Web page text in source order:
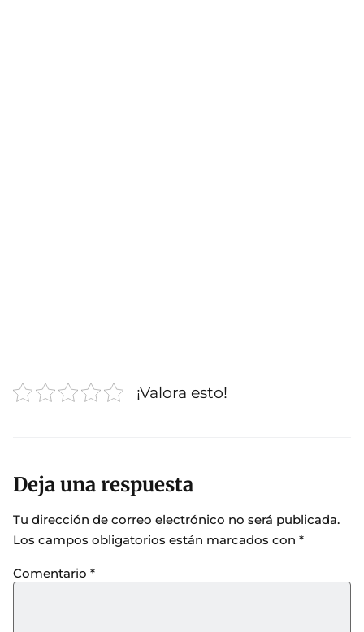
¡Valora esto!
Deja una respuesta
Tu dirección de correo electrónico no será publicada.
Los campos obligatorios están marcados con *
Comentario *